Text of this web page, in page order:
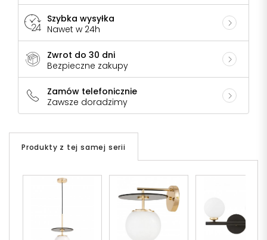
Szybka wysyłka
Nawet w 24h
Zwrot do 30 dni
Bezpieczne zakupy
Zamów telefonicznie
Zawsze doradzimy
Produkty z tej samej serii